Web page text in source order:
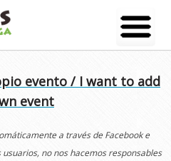
evento / I want to add
event
a través de Facebook e
no nos hacemos responsables